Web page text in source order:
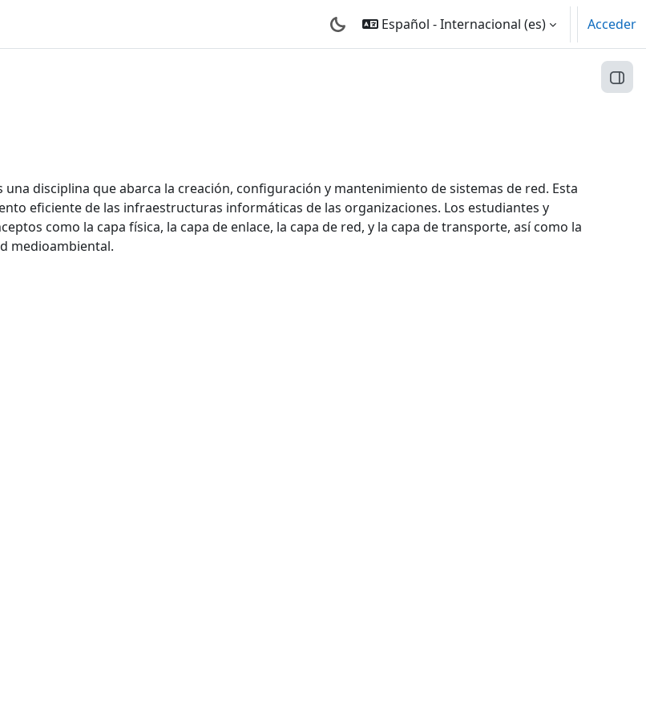
Español - Internacional ‎(es)‎ Acceder
una disciplina que abarca la creación, configuración y mantenimiento de sistemas de red. Esta
eficiente de las infraestructuras informáticas de las organizaciones. Los estudiantes y
como la capa física, la capa de enlace, la capa de red, y la capa de transporte, así como la
medioambiental.